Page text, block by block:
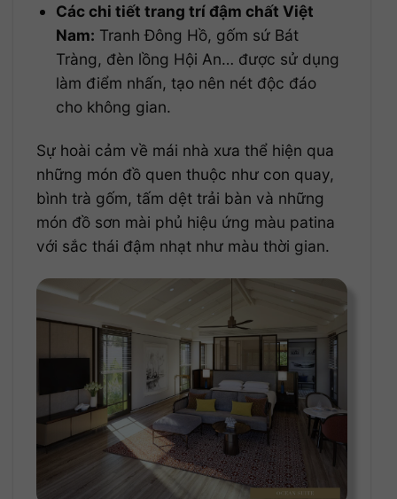
Các chi tiết trang trí đậm chất Việt
Nam: Tranh Đông Hồ, gốm sứ Bát
Tràng, đèn lồng Hội An… được sử dụng
làm điểm nhấn, tạo nên nét độc đáo
cho không gian.
Sự hoài cảm về mái nhà xưa thể hiện qua
những món đồ quen thuộc như con quay,
bình trà gốm, tấm dệt trải bàn và những
món đồ sơn mài phủ hiệu ứng màu patina
với sắc thái đậm nhạt như màu thời gian.